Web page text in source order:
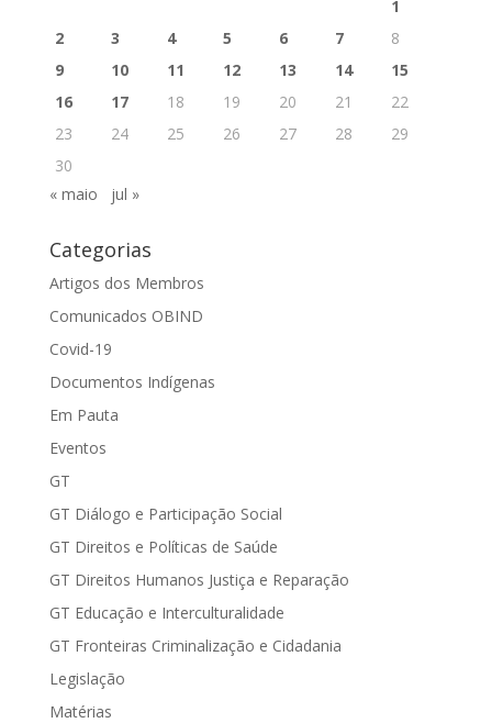
1
2
3 4 5 6 7
8
9
10 11 12 13 14
15
16
17 18 19 20 21
22
23
24 25 26 27 28
29
30
« maio
jul »
Categorias
Artigos dos Membros
Comunicados OBIND
Covid-19
Documentos Indígenas
Em Pauta
Eventos
GT
GT Diálogo e Participação Social
GT Direitos e Políticas de Saúde
GT Direitos Humanos Justiça e Reparação
GT Educação e Interculturalidade
GT Fronteiras Criminalização e Cidadania
Legislação
Matérias